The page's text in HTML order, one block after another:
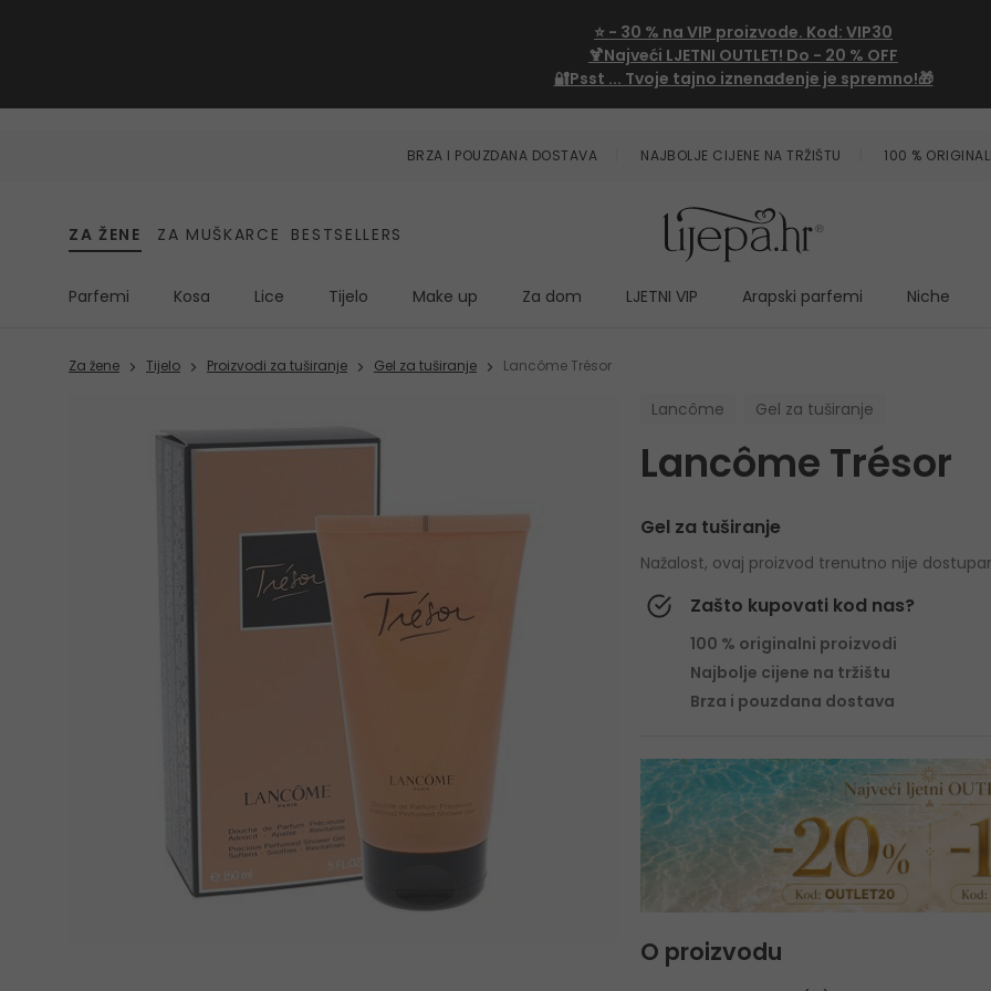
⭐ - 30 % na VIP proizvode. Kod: VIP30
🍹Najveći LJETNI OUTLET! Do - 20 % OFF
🔐Psst ... Tvoje tajno iznenađenje je spremno!🎁
BRZA I POUZDANA DOSTAVA NAJBOLJE CIJENE NA TRŽIŠTU 100 %
ZA ŽENE ZA MUŠKARCE BESTSELLERS
Parfemi Kosa Lice Tijelo Make up Za dom LJETNI VIP Arapski parfemi Niche
Za žene Tijelo Proizvodi za tuširanje Gel za tuširanje Lancôme Trésor
Lancôme Gel za tuširanje
Lancôme Trésor
Gel za tuširanje
Nažalost, ovaj proizvod trenutno nije
Zašto kupovati kod nas?
100 % originalni proizvodi
Najbolje cijene na tržištu
Brza i pouzdana dostava
O proizvodu